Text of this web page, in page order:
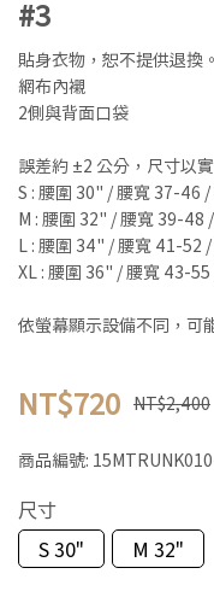
#3
貼身衣物，恕不提供退換。
網布內襯
2側與背面口袋
誤差約 ±2 公分，尺寸以
S : 腰圍 30" / 腰寬 37-46
M : 腰圍 32" / 腰寬 39-48
L : 腰圍 34" / 腰寬 41-52
XL : 腰圍 36" / 腰寬 43-
依螢幕顯示設備不同，可
NT$720 NT$2,400
商品編號:
尺寸
S 30"
M 32"